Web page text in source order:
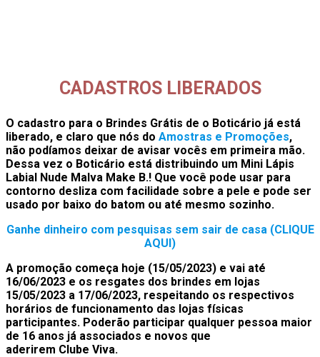
CADASTROS LIBERADOS
O cadastro para o Brindes Grátis de o Boticário já está
liberado, e claro que nós do Amostras e Promoções,
não podíamos deixar de avisar vocês em primeira mão.
Dessa vez o Boticário está distribuindo um Mini Lápis
Labial Nude Malva Make B.! Que você pode usar para
contorno desliza com facilidade sobre a pele e pode ser
usado por baixo do batom ou até mesmo sozinho.
Ganhe dinheiro com pesquisas sem sair de casa (CLIQUE
AQUI)
A promoção começa hoje (15/05/2023) e vai até
16/06/2023 e os resgates dos brindes em lojas
15/05/2023 a 17/06/2023, respeitando os respectivos
horários de funcionamento das lojas físicas
participantes. Poderão participar qualquer pessoa maior
de 16 anos já associados e novos que
aderirem Clube Viva.